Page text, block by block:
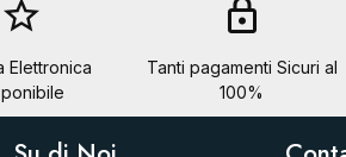
star_border
Elettronica
lock
Tanti pagamenti Sicuri al
100%